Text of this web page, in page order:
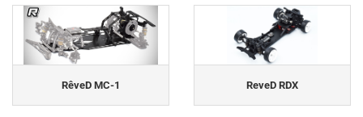
RêveD MC-1 ReveD RDX